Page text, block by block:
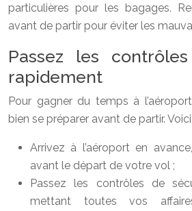
particulières pour les bagages.
avant de partir pour éviter les
Passez les
rapidement
Pour gagner du temps à
bien se préparer avant de partir.
Arrivez à l’aéroport en
avant le départ de votre vol ;
Passez les contrôles de
mettant toutes vos